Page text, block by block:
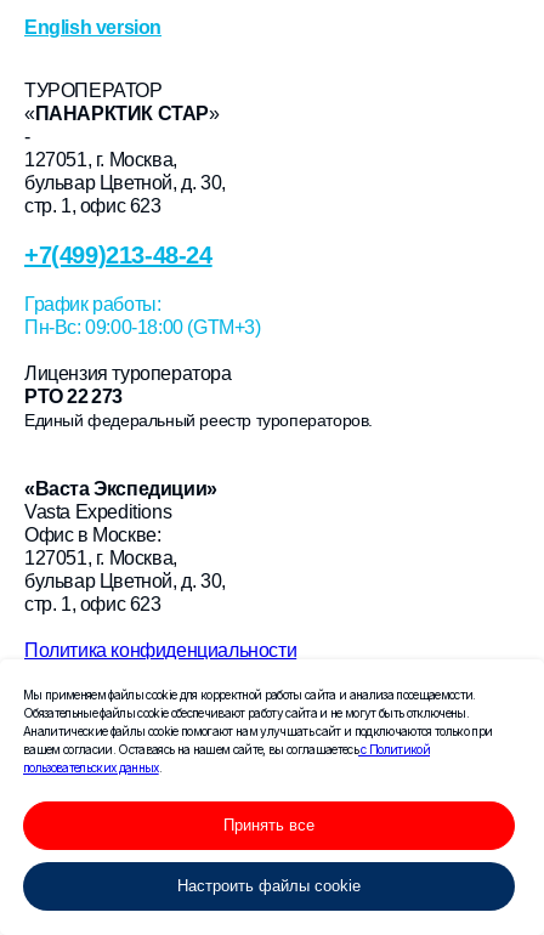
English version
ТУРОПЕРАТОР
«ПАНАРКТИК СТАР»
-
127051, г. Москва,
бульвар Цветной, д. 30,
стр. 1, офис 623
+7(499)213-48-24
График работы:
Пн-Вс: 09:00-18:00 (GTM+3)
Лицензия туроператора
РТО 22 273
Единый федеральный реестр туроператоров.
« Васта Экспедиции»
Vasta Expeditions
Офис в Москве:
127051, г. Москва,
бульвар Цветной, д. 30,
стр. 1, офис 623
Политика конфиденциальности
© 2026 «Васта Экспедиции»
Создание сайта Leto.Website
Поисковое продвижение сайта —
компания «Пиксель Плюс»
Мы применяем файлы cookie для корректной работы сайта и анализа посещаемости.
Обязательные файлы cookie обеспечивают работу сайта и не могут быть отключены.
Аналитические файлы cookie помогают нам улучшать сайт и подключаются только при
вашем согласии. Оставаясь на нашем сайте, вы соглашаетесьс Политикой
пользовательских данных.
Принять все
Настроить файлы cookie